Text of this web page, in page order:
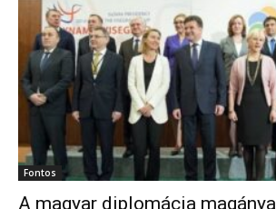
Fontos
A magyar diplomácia magánya